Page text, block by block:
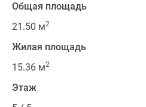
Общая площадь
21.50 м2
Жилая площадь
15.36 м2
Этаж